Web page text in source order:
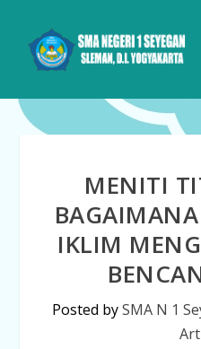
MENITI
IKLIM
Posted bySMA N 1